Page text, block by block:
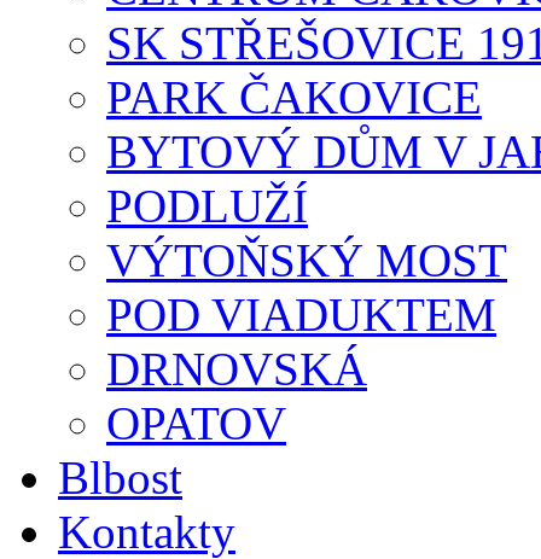
SK STŘEŠOVICE
PARK ČAKOVICE
BYTOVÝ DŮM V
PODLUŽÍ
VÝTOŇSKÝ MOST
POD VIADUKTEM
DRNOVSKÁ
OPATOV
Blbost
Kontakty